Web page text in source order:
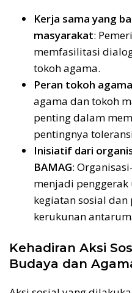
Kerja sama yang
masyarakat:
memfasilitasi
tokoh agama.
Peran tokoh
agama dan tokoh
penting dalam
pentingnya
Inisiatif dari
BAMAG:
menjadi
kegiatan sosial
kerukunan
Kehadiran Aksi
Budaya dan